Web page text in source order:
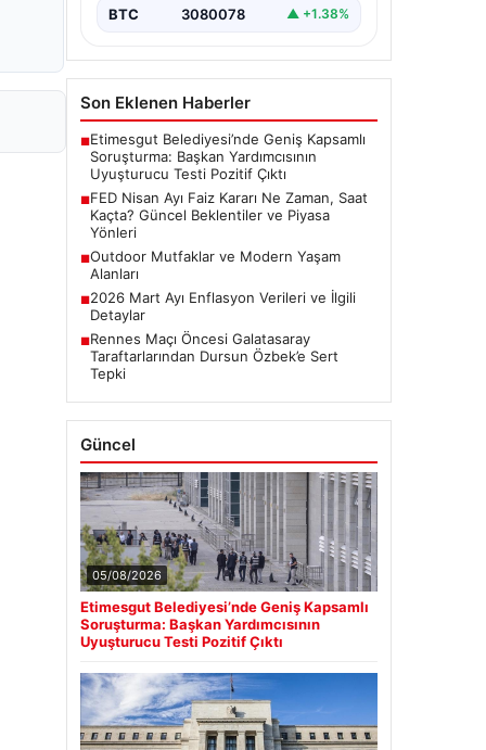
BTC 3080078 ▲ +1.38%
Son Eklenen Haberler
■Etimesgut Belediyesi’nde Geniş Kapsamlı
Soruşturma: Başkan Yardımcısının
Uyuşturucu Testi Pozitif Çıktı
■FED Nisan Ayı Faiz Kararı Ne Zaman, Saat
Kaçta? Güncel Beklentiler ve Piyasa
Yönleri
■Outdoor Mutfaklar ve Modern Yaşam
Alanları
■2026 Mart Ayı Enflasyon Verileri ve İlgili
Detaylar
■Rennes Maçı Öncesi Galatasaray
Taraftarlarından Dursun Özbek’e Sert
Tepki
Güncel
05/08/2026
Etimesgut Belediyesi’nde Geniş Kapsamlı
Soruşturma: Başkan Yardımcısının
Uyuşturucu Testi Pozitif Çıktı